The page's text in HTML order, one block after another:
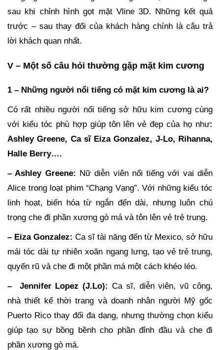
sau khi chỉnh hình gọt mặt Vline 3D. Những kết quả
trước – sau thay đổi của khách hàng chính là câu trả
lời khách quan nhất.
V – Một số câu hỏi thường gặp mặt kim cương
1 – Những người nổi tiếng có mặt kim cương là ai?
Có rất nhiều người nổi tiếng sở hữu kim cương cùng
với kiểu tóc phù hợp giúp tôn lên vẻ đẹp của họ như:
Ashley Greene, Ca sĩ Eiza Gonzalez, J-Lo, Rihanna,
Halle Berry….
– Ashley Greene: Nữ diễn viên nổi tiếng với vai diễn
Alice trong loạt phim “Chạng Vạng”. Với những kiểu tóc
linh hoạt, biến hóa từ ngắn đến dài, nhưng luôn chú
trọng che đi phần xương gò má và tôn lên vẻ trẻ trung.
– Eiza Gonzalez: Ca sĩ tài năng đến từ Mexico, sở hữu
mái tóc dài tự nhiên xoăn ngang lưng, tạo vẻ trẻ trung,
quyến rũ và che đi một phần má một cách khéo léo.
– Jennifer Lopez (J.Lo): Ca sĩ, diễn viên, vũ công,
nhà thiết kế thời trang và doanh nhân người Mỹ gốc
Puerto Rico thay đổi đa dạng, nhưng thường chọn kiểu
giúp tạo sự bồng bềnh cho phần đỉnh đầu và che đi
phần xương gò má.